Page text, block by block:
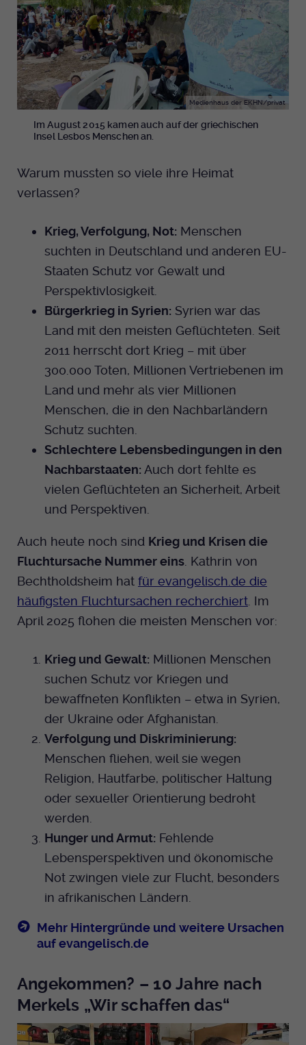
Medienhaus der EKHN/privat
Im August 2015 kamen auch auf der griechischen
Insel Lesbos Menschen an.
Warum mussten so viele ihre Heimat
verlassen?
Krieg, Verfolgung, Not: Menschen
suchten in Deutschland und anderen EU-
Staaten Schutz vor Gewalt und
Perspektivlosigkeit.
Bürgerkrieg in Syrien: Syrien war das
Land mit den meisten Geflüchteten. Seit
2011 herrscht dort Krieg – mit über
300.000 Toten, Millionen Vertriebenen im
Land und mehr als vier Millionen
Menschen, die in den Nachbarländern
Schutz suchten.
Schlechtere Lebensbedingungen in den
Nachbarstaaten: Auch dort fehlte es
vielen Geflüchteten an Sicherheit, Arbeit
und Perspektiven.
Auch heute noch sind Krieg und Krisen die
Fluchtursache Nummer eins . Kathrin von
Bechtholdsheim hat für evangelisch.de die
häufigsten Fluchtursachen recherchiert . Im
April 2025 flohen die meisten Menschen vor:
Krieg und Gewalt: Millionen Menschen
suchen Schutz vor Kriegen und
bewaffneten Konflikten – etwa in Syrien,
der Ukraine oder Afghanistan.
Verfolgung und Diskriminierung:
Menschen fliehen, weil sie wegen
Religion, Hautfarbe, politischer Haltung
oder sexueller Orientierung bedroht
werden.
Hunger und Armut: Fehlende
Lebensperspektiven und ökonomische
Not zwingen viele zur Flucht, besonders
in afrikanischen Ländern.
Mehr Hintergründe und weitere Ursachen
auf evangelisch.de
Angekommen? – 10 Jahre nach
Merkels „Wir schaffen das“